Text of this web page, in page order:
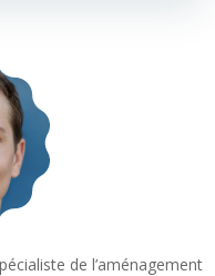
de l’aménagement